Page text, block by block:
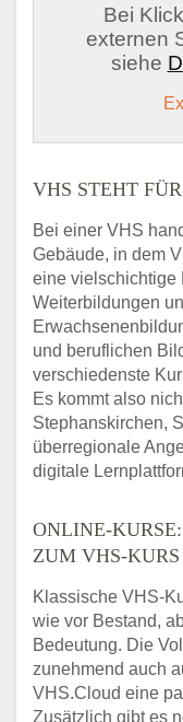
Bei
externen
siehe
VHS STEHT
Bei einer VHS
Gebäude, in dem
eine vielschichtige
Weiterbildungen
und beruflichen
verschiedenste
Es kommt also
Stephanskirchen,
überregionale
digitale
ONLINE-
ZUM VHS-KURS
Klassische VHS-
wie vor Bestand,
Bedeutung. Die
zunehmend auch
VHS.Cloud eine
Zusätzlich gibt es